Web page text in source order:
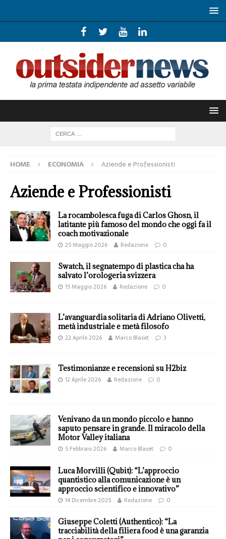
HOME ECONOMIA Aziende e Professionisti
Aziende e Professionisti
La rocambolesca fuga di Carlos Ghosn, il
latitante più famoso del mondo che oggi fa il
coach motivazionale
25 Maggio 2026 Redazione 0
Swatch, il segnatempo di plastica cha ha
salvato l’orologeria svizzera
15 Maggio 2026 Redazione 0
L’avanguardia solitaria di Adriano Olivetti,
metà industriale e metà filosofo
22 Aprile 2026 Marco Blaset 3
Testimonianze e recensioni su H2biz
12 Aprile 2026 Redazione 0
Venivano da un mondo piccolo e hanno
saputo pensare in grande. Il miracolo della
Motor Valley italiana
5 Febbraio 2026 Marco Blaset 0
Luca Morvilli (Qubit): “L’approccio
quantistico alla comunicazione è un
approccio scientifico e innovativo”
14 Dicembre 2025 Redazione 0
Giuseppe Coletti (Authentico): “La
tracciabilità della filiera food è una garanzia